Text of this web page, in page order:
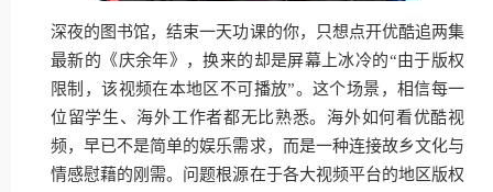
深夜的图书馆，结束一天功课的你，只想点开优酷追两集
最新的《庆余年》，换来的却是屏幕上冰冷的“由于版权
限制，该视频在本地区不可播放”。这个场景，相信每一
位留学生、海外工作者都无比熟悉。海外如何看优酷视
频，早已不是简单的娱乐需求，而是一种连接故乡文化与
情感慰藉的刚需。问题根源在于各大视频平台的地区版权